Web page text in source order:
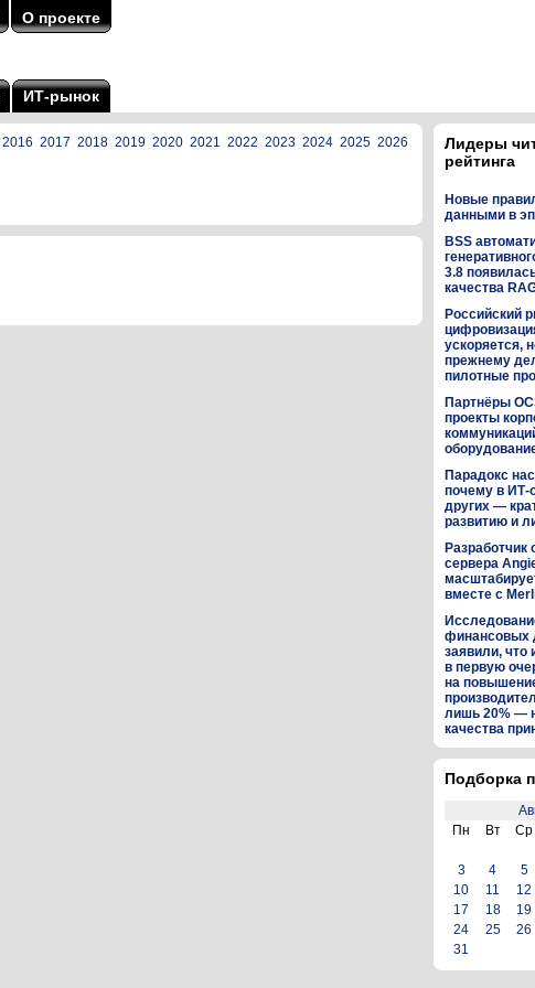
О проекте
ИТ-рынок
2016 2017 2018 2019 2020 2021 2022 2023 2024 2025 2026
Лидеры
рейтинга
Новые
данными в
BSS
3.8
качества
Российский
ускоряется,
прежнему
пилотные
Партнёры
проекты
Парадокс
почему в ИТ-
других —
развитию и
Разработчик
сервера
вместе с
финансовых
заявили, что
в первую
на
лишь 20% —
качества
Подборка
Пн
Вт Ср
3 4
5
10
11
12
17
18
19
24
25
26
31